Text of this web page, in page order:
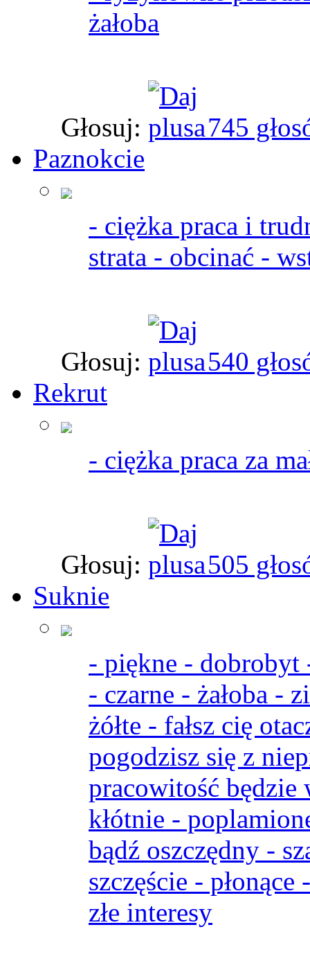
żałoba
Głosuj:
745
Paznokcie
- ciężka praca i
strata - obcinać -
Głosuj:
540
Rekrut
- ciężka praca za
Głosuj:
505
Suknie
- piękne - dobrobyt
- czarne - żałoba -
żółte - fałsz cię
pogodzisz się z
pracowitość będzie
kłótnie -
bądź oszczędny -
szczęście -
złe interesy